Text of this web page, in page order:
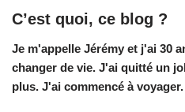
C’est quoi, ce blog ?
Je m'appelle Jérémy et j'ai 30
changer de vie. J'ai quitté un
plus. J'ai commencé à